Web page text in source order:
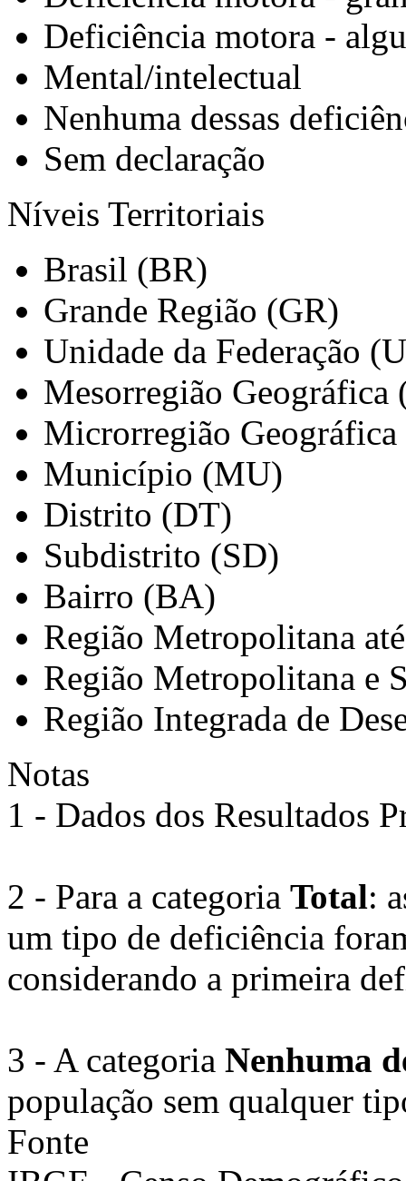
Deficiência motora -
Mental/intelectual
Nenhuma dessas
Sem declaração
Níveis Territoriais
Brasil (BR)
Grande Região (GR)
Unidade da Federação
Mesorregião Geográfica
Microrregião
Município (MU)
Distrito (DT)
Subdistrito (SD)
Bairro (BA)
Região Metropolitana
Região Metropolitana e
Região Integrada de
Notas
1 - Dados dos Resultados
2 - Para a categoria Total:
um tipo de deficiência
considerando a primeira
3 - A categoria Nenhuma
população sem qualquer
Fonte